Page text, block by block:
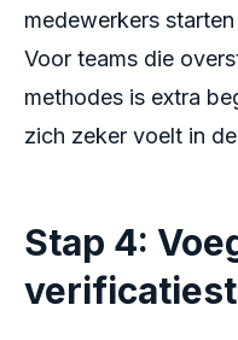
medewerkers
Voor teams die
methodes is extra
zich zeker voelt in
Stap 4: